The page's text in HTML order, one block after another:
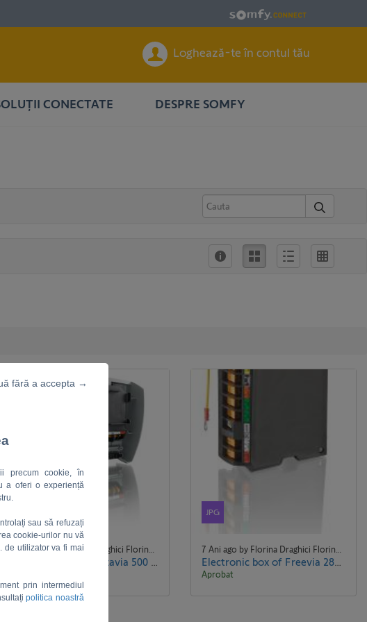
Loghează-te în contul tău
CONECTATE DESPRE SOMFY
Informaţii Iconiță Descriere
JPG
Aprobat
precum cookie, în
a oferi o experiență
sau să refuzați
cookie-urilor nu vă
de utilizator va fi mai
prin intermediul
politica noastră
fără a accepta →